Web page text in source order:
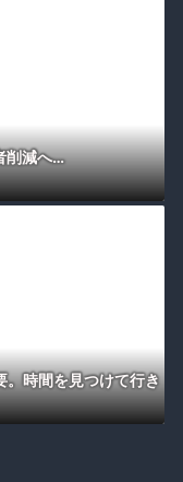
削減へ…
。時間を見つけて行き